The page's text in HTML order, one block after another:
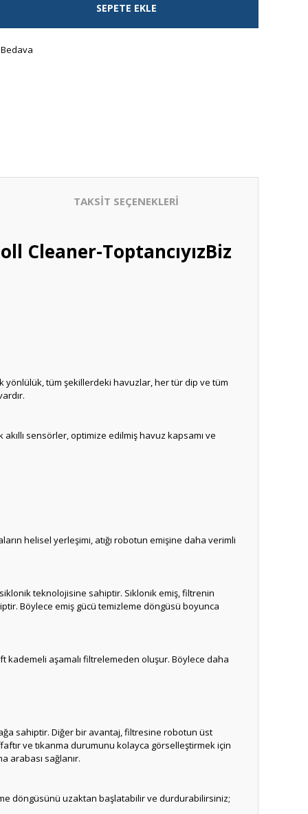
SEPETE EKLE
TAKSİT SEÇENEKLERİ
Cleaner-ToptancıyızBiz
yönlülük, tüm şekillerdeki havuzlar, her tür dip ve tüm
sensörler, optimize edilmiş havuz kapsamı ve
helisel yerleşimi, atığı robotun emişine daha verimli
teknolojisine sahiptir. Siklonik emiş, filtrenin
Böylece emiş gücü temizleme döngüsü boyunca
kademeli aşamalı filtrelemeden oluşur. Böylece daha
sahiptir. Diğer bir avantaj, filtresine robotun üst
ve tıkanma durumunu kolayca görselleştirmek için
arabası sağlanır.
döngüsünü uzaktan başlatabilir ve durdurabilirsiniz;